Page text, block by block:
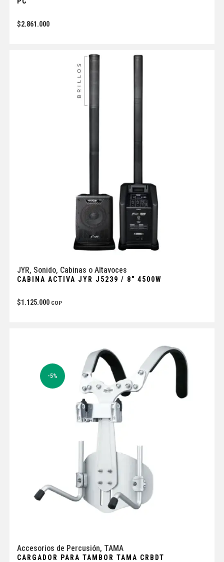
$2.861.000
JYR, Sonido, Cabinas o Altavoces
CABINA ACTIVA JYR J5239 / 8″ 4500W
$1.125.000 COP
-5%
Accesorios de Percusión, TAMA
CARGADOR PARA TAMBOR TAMA CRBDT